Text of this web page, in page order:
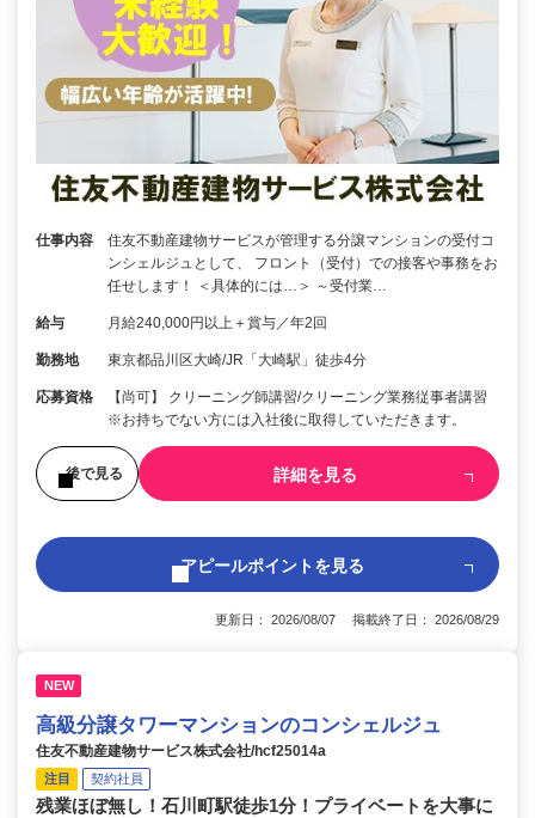
仕事内容
住友不動産建物サービスが管理する分譲マンションの受付コ
ンシェルジュとして、 フロント（受付）での接客や事務をお
任せします！ ＜具体的には…＞ ～受付業…
給与 月給240,000円以上＋賞与／年2回
勤務地 東京都品川区大崎/JR「大崎駅」徒歩4分
応募資格
【尚可】 クリーニング師講習/クリーニング業務従事者講習
※お持ちでない方には入社後に取得していただきます。
後で見る 詳細を見る
アピールポイントを見る
更新日： 2026/08/07 掲載終了日： 2026/08/29
NEW
高級分譲タワーマンションのコンシェルジュ
住友不動産建物サービス株式会社/hcf25014a
注目 契約社員
残業ほぼ無し！石川町駅徒歩1分！プライベートを大事に